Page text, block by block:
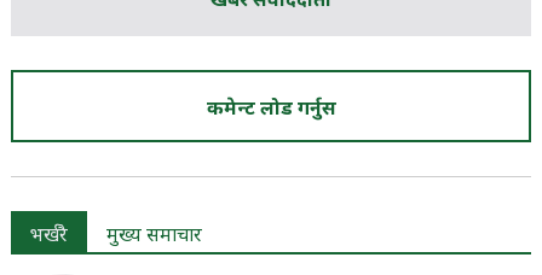
कमेन्ट लोड गर्नुस
भर्खरै मुख्य समाचार